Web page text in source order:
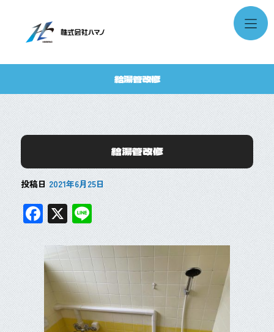
給湯管改修
給湯管改修
投稿日 2021年6月25日
F
ac
e
b
o
X Li
e